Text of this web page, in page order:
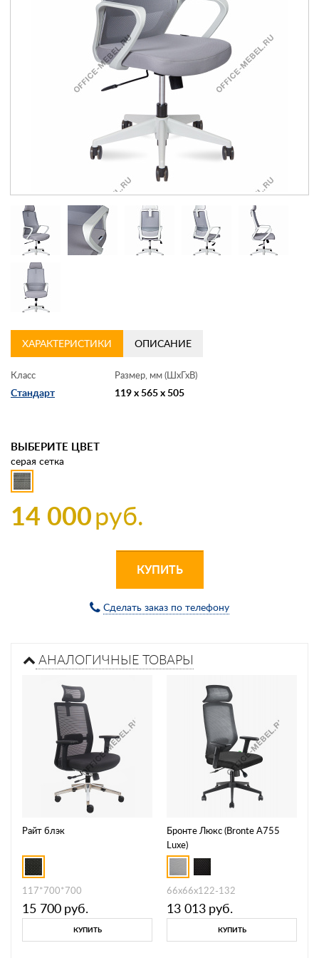
Заказать обратный звонок
ХАРАКТЕРИСТИКИ ОПИСАНИЕ
Класс
Стандарт
Размер, мм (ШхГхВ)
119 x 565 x 505
ВЫБЕРИТЕ ЦВЕТ
серая сетка
14 000руб.
КУПИТЬ
Сделать заказ по телефону
АНАЛОГИЧНЫЕ ТОВАРЫ
Райт блэк
117*700*700
15 700 руб.
КУПИТЬ
Бронте Люкс (Bronte A755
Luxe)
66х66х122-132
13 013 руб.
КУПИТЬ